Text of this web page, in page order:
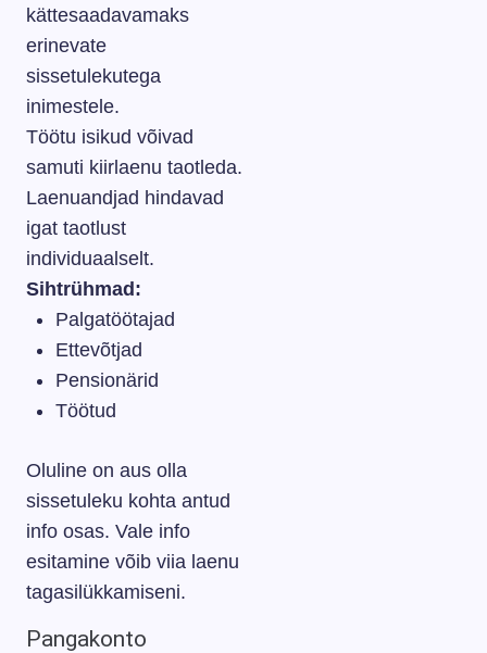
kättesaadavamaks
erinevate
sissetulekutega
inimestele.
Töötu isikud võivad
samuti kiirlaenu taotleda.
Laenuandjad hindavad
igat taotlust
individuaalselt.
Sihtrühmad:
Palgatöötajad
Ettevõtjad
Pensionärid
Töötud
Oluline on aus olla
sissetuleku kohta antud
info osas. Vale info
esitamine võib viia laenu
tagasilükkamiseni.
Pangakonto